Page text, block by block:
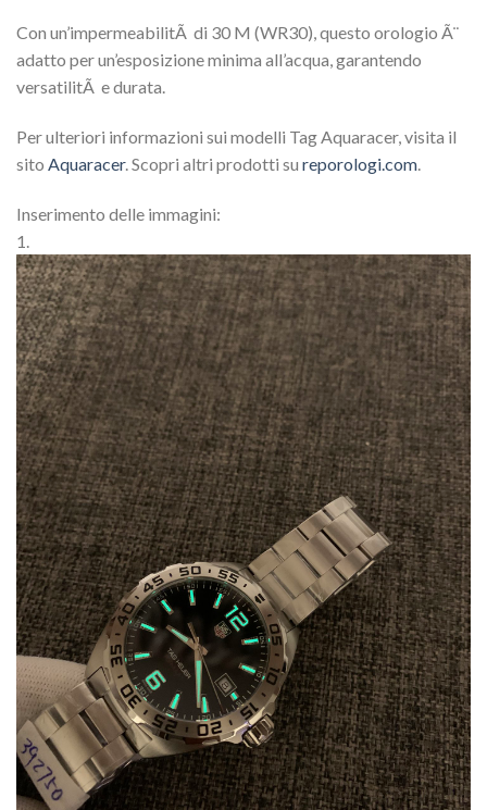
Con un’impermeabilitÃ di 30 M (WR30), questo orologio Ã¨
adatto per un’esposizione minima all’acqua, garantendo
versatilitÃ e durata.
Per ulteriori informazioni sui modelli Tag Aquaracer, visita il
sito Aquaracer. Scopri altri prodotti su reporologi.com
Inserimento delle immagini:
1.